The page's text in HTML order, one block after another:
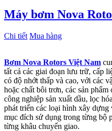
Máy bơm Nova
Chi tiết Mua hàng
Bơm Nova Rotors Việt Nam
tất cả các giai đoạn lưu trữ, cấp
có độ nhớt thấp và cao, với các
hoặc chất bôi trơn, các sản
công nghiệp sản xuất dầu, lọc
phát triển các loại hình xây
mục đích sử dụng trong từng bộ
từng khâu chuyển giao.